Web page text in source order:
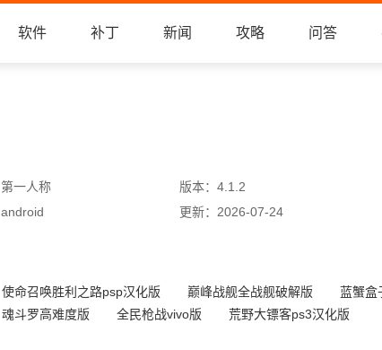
软件 补丁 新闻 攻略 问答
第一人称 版本： 4.1.2
android 更新： 2026-07-24
使命召唤胜利之路psp汉化版 巅峰战舰全战舰破解版
蓝蟹盒
魂斗罗高难度版
全民枪战vivo版
荒野大镖客ps3汉化版